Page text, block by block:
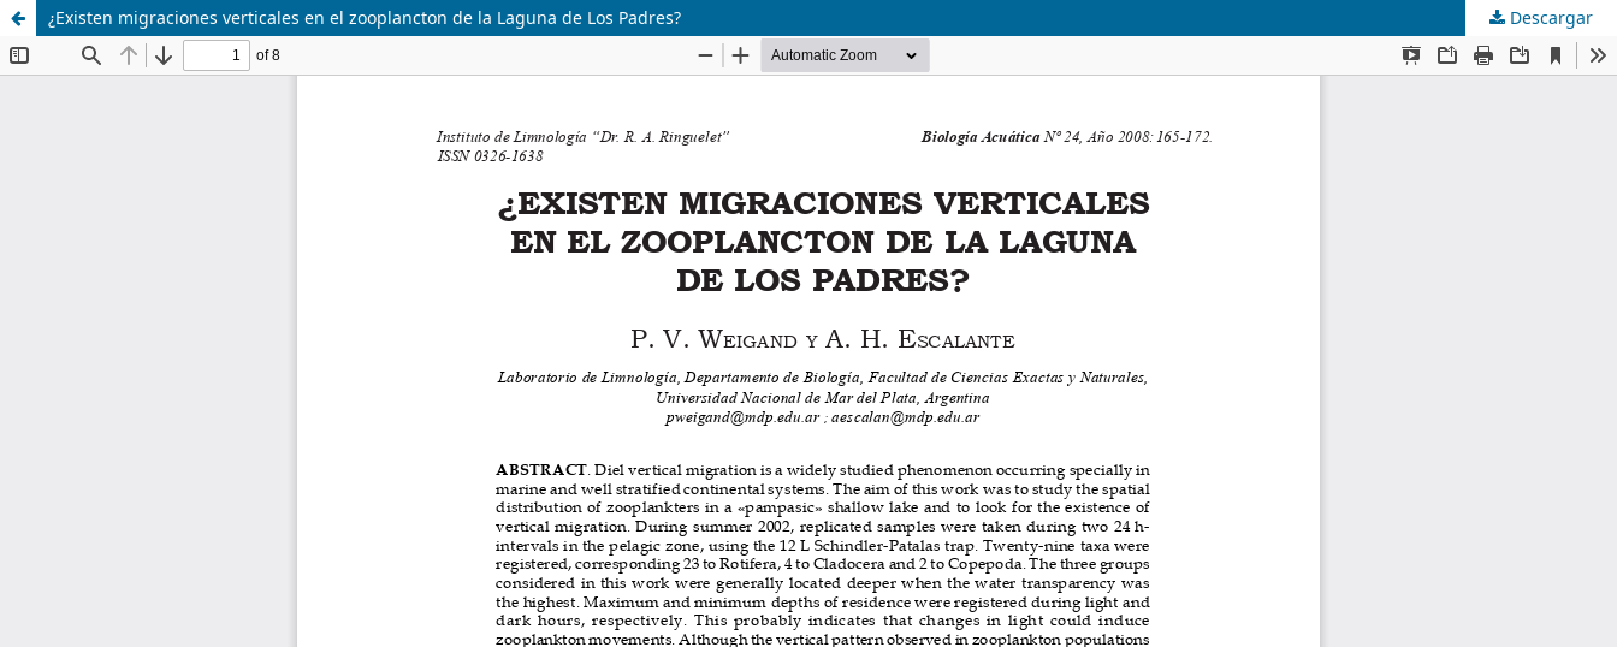
¿Existen migraciones verticales en el zooplancton de la Laguna de Los Padres? Descargar